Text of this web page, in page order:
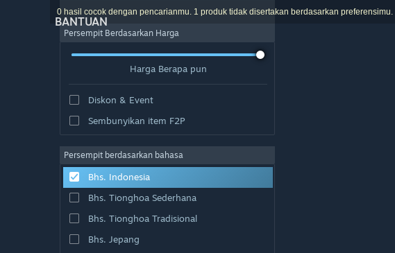
BANTUAN
0 hasil cocok dengan pencarianmu. 1 produk tidak disertakan berdasarkan preferensimu.
Persempit Berdasarkan Harga
Harga Berapa pun
Diskon & Event
Sembunyikan item F2P
Persempit berdasarkan bahasa
Bhs. Indonesia
Bhs. Tionghoa Sederhana
Bhs. Tionghoa Tradisional
Bhs. Jepang